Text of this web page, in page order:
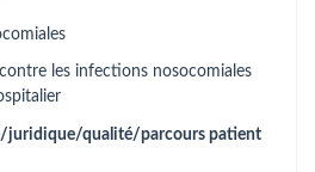
les infections nosocomiales
juridique/qualité/parcours patient